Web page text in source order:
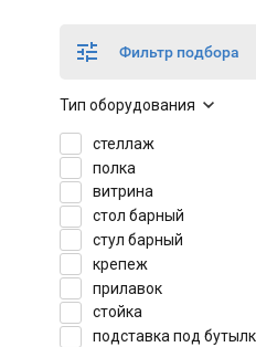
Фильтр подбора
Тип оборудования
стеллаж
полка
витрина
стол барный
стул барный
крепеж
прилавок
стойка
подставка под